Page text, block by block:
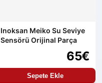
Inoksan Meiko Su Seviye
Sensörü Orijinal Parça
65€
Sepete Ekle